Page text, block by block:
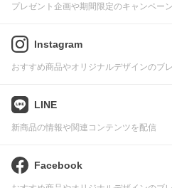
プレゼント企画や期間限定のキャンペー
Instagram
おすすめ商品やオリジナルデザインのブ
LINE
新商品の情報や関連コンテンツを配信
Facebook